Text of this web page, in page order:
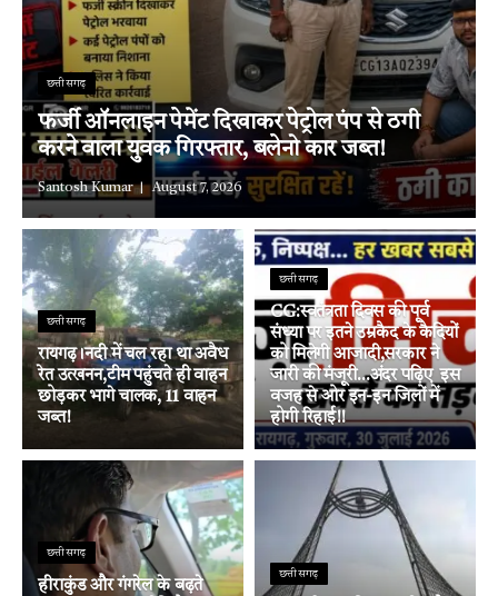
छत्तीसगढ़
फर्जी ऑनलाइन पेमेंट दिखाकर पेट्रोल पंप से ठगी
करने वाला युवक गिरफ्तार, बलेनो कार जब्त!
Santosh Kumar August 7, 2026
छत्तीसगढ़
रायगढ़।नदी में चल रहा था अवैध
रेत उत्खनन,टीम पहुंचते ही वाहन
छोड़कर भागे चालक, 11 वाहन
जब्त!
छत्तीसगढ़
CG:स्वतंत्रता दिवस की पूर्व
संध्या पर इतने उम्रकैद के कैदियों
को मिलेगी आजादी,सरकार ने
जारी की मंजूरी…अंदर पढ़िए इस
वजह से ओर इन-इन जिलों में
होगी रिहाई!!
छत्तीसगढ़
हीराकुंड और गंगरेल के बढ़ते
छत्तीसगढ़